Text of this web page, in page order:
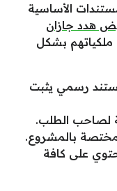
الأساسية
هدد جازان
بشكل
رسمي يثبت
لصاحب الطلب.
بالمشروع.
على كافة